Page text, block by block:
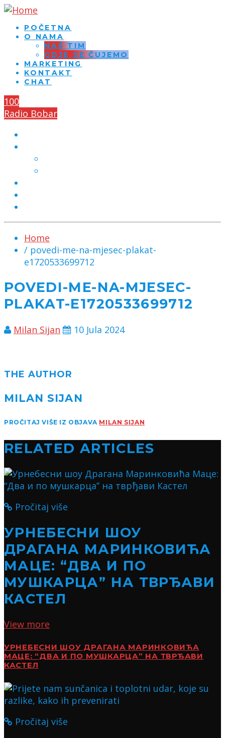
POČETNA
O NAMA
NAŠ TIM
GDJE SE ČUJEMO
MARKETING
KONTAKT
CHAT
100
Radio Bobar
Home
/ povedi-me-na-mjesec-plakat-
e1720533699712
POVEDI-ME-NA-MJESEC-
PLAKAT-E1720533699712
Milan Sijan 10 Jula 2024
THE AUTHOR
MILAN SIJAN
PROČITAJ VIŠE IZ OBJAVA MILAN SIJAN
RELATED ARTICLES
Pročitaj više
УРНЕБЕСНИ ШОУ
ДРАГАНА МАРИНКОВИЋА
МАЦЕ: “ДВА И ПО
МУШКАРЦА” НА ТВРЂАВИ
КАСТЕЛ
View more
УРНЕБЕСНИ ШОУ ДРАГАНА МАРИНКОВИЋА
МАЦЕ: “ДВА И ПО МУШКАРЦА” НА ТВРЂАВИ
КАСТЕЛ
Pročitaj više